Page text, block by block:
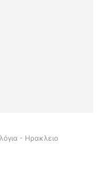
- Ηρακλειο